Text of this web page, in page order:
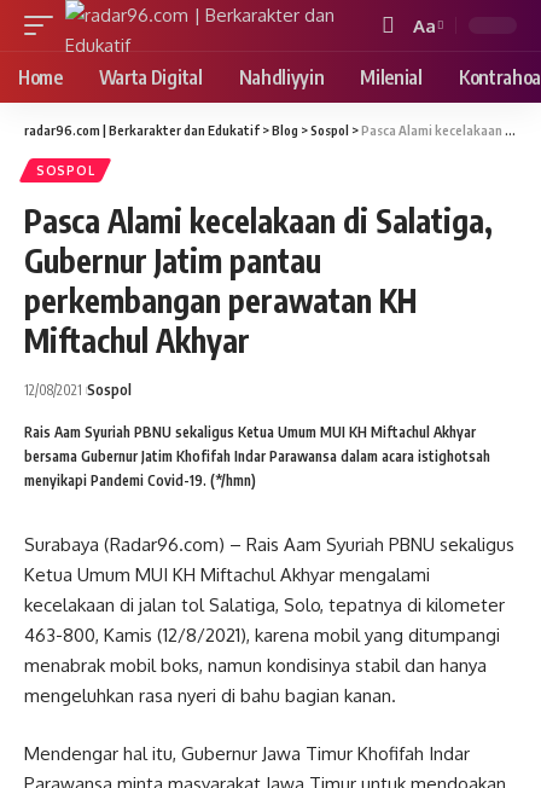
Font
Resizer
Aa
Home Warta Digital Nahdliyyin Milenial
radar96.com | Berkarakter dan Edukatif >Blog >Sospol >Pasca Alami kecelakaan di Salatiga, Gubernur Jatim pantau perkembangan perawatan KH Miftachul Akhyar
SOSPOL
Pasca Alami kecelakaan di Salatiga,
Gubernur Jatim pantau
perkembangan perawatan KH
Miftachul Akhyar
12/08/2021 Sospol
Rais Aam Syuriah PBNU sekaligus Ketua Umum MUI KH Miftachul Akhyar
bersama Gubernur Jatim Khofifah Indar Parawansa dalam acara istighotsah
menyikapi Pandemi Covid-19. (*/hmn)
Surabaya (Radar96.com) – Rais Aam Syuriah PBNU sekaligus
Ketua Umum MUI KH Miftachul Akhyar mengalami
kecelakaan di jalan tol Salatiga, Solo, tepatnya di kilometer
463-800, Kamis (12/8/2021), karena mobil yang ditumpangi
menabrak mobil boks, namun kondisinya stabil dan hanya
mengeluhkan rasa nyeri di bahu bagian kanan.
Mendengar hal itu, Gubernur Jawa Timur Khofifah Indar
Parawansa minta masyarakat Jawa Timur untuk mendoakan